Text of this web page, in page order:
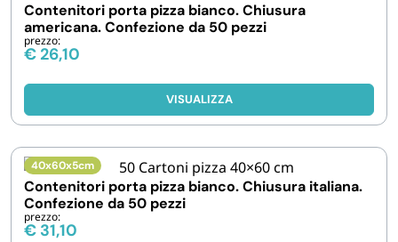
Contenitori porta pizza bianco. Chiusura
americana. Confezione da 50 pezzi
prezzo:
€ 26,10
VISUALIZZA
40x60x5cm
Contenitori porta pizza bianco. Chiusura italiana.
Confezione da 50 pezzi
prezzo:
€ 31,10